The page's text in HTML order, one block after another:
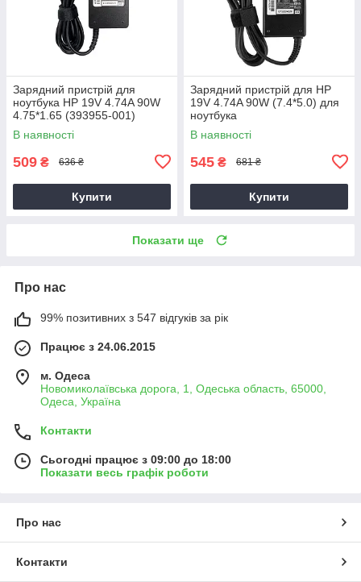
Зарядний пристрій для
ноутбука HP 19V 4.74A 90W
4.75*1.65 (393955-001)
В наявності
509 ₴ 636 ₴
Купити
Зарядний пристрій для HP
19V 4.74A 90W (7.4*5.0) для
ноутбука
В наявності
545 ₴ 681 ₴
Купити
Показати ще
Про нас
99% позитивних з 547 відгуків за рік
Працює з 24.06.2015
м. Одеса
Новомиколаївська дорога, 1, Одеська область, 65000,
Одеса, Україна
Контакти
Сьогодні працює з 09:00 до 18:00
Показати весь графік роботи
Про нас
Контакти